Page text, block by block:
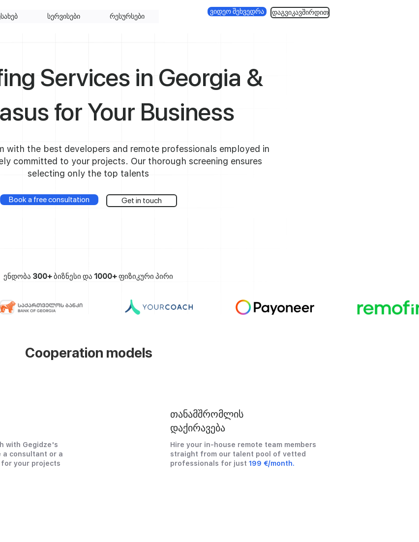
სერვისები რესურსები
ვიდეო შეხვედრა დაგვიკავშირდით
Services in Georgia &
for Your Business
with the best developers and remote professionals employed in
committed to your projects. Our thorough screening ensures
selecting only the top talents
Book a free consultation Get in touch
ენდობა 300+ბიზნესი და 1000+ფიზიკური პირი
Cooperation models
with Gegidze's
a consultant or a
your projects
თანამშრომლის
დაქირავება
Hire your in-house remote team members
straight from our talent pool of vetted
professionals for just 199 €/month.